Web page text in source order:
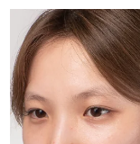
O NAS
Indonezja
Irlandia
Wyspa Man